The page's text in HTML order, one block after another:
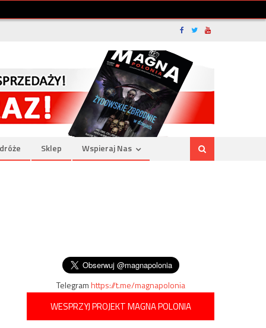
Sklep Wspieraj Nas
Telegramhttps://t.me/magnapolonia
WESPRZYJ PROJEKT MAGNA POLONIA